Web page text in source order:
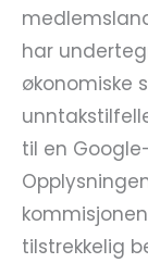
har
økonomiske
til en
tilstrekkelig